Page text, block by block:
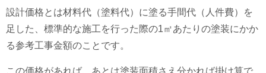
設計価格とは材料代（塗料代）に塗る手間代（人件費）を
足した、 標準的な施工を行った際の1㎡あたりの塗装にかか
る参考工事金額のこと です。
この価格があれば、あとは塗装面積さえ分かれば掛け算で